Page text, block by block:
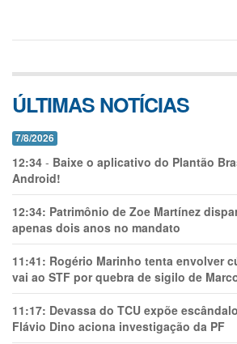
ÚLTIMAS NOTÍCIAS
7/8/2026
12:34 - Baixe o aplicativo do Plantão
Android!
12:34: Patrimônio de Zoe Martínez
apenas dois anos no mandato
11:41: Rogério Marinho tenta envolver
vai ao STF por quebra de sigilo de
11:17: Devassa do TCU expõe
Flávio Dino aciona investigação da PF